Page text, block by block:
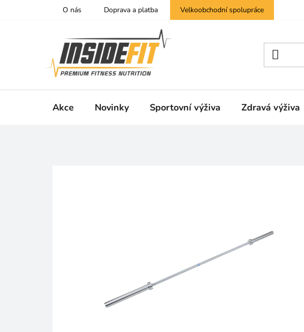
O nás Doprava a platba Velkoobchodní spolupráce
Akce Novinky Sportovní výživa Zdravá výživa